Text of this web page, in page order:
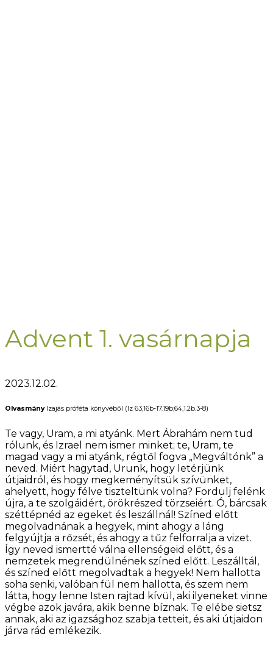
Advent 1. vasárnapja
2023.12.02.
OlvasmányIzajás próféta könyvéből (Iz 63,16b-17.19b;64,1.2b.3-8)
Te vagy, Uram, a mi atyánk. Mert Ábrahám nem tud
rólunk, és Izrael nem ismer minket; te, Uram, te
magad vagy a mi atyánk, régtől fogva „Megváltónk” a
neved. Miért hagytad, Urunk, hogy letérjünk
útjaidról, és hogy megkeményítsük szívünket,
ahelyett, hogy félve tiszteltünk volna? Fordulj felénk
újra, a te szolgáidért, örökrészed törzseiért. Ó, bárcsak
széttépnéd az egeket és leszállnál! Színed előtt
megolvadnának a hegyek, mint ahogy a láng
felgyújtja a rőzsét, és ahogy a tűz felforralja a vizet.
Így neved ismertté válna ellenségeid előtt, és a
nemzetek megrendülnének színed előtt. Leszálltál,
és színed előtt megolvadtak a hegyek! Nem hallotta
soha senki, valóban fül nem hallotta, és szem nem
látta, hogy lenne Isten rajtad kívül, aki ilyeneket vinne
végbe azok javára, akik benne bíznak. Te elébe sietsz
annak, aki az igazsághoz szabja tetteit, és aki útjaidon
járva rád emlékezik.